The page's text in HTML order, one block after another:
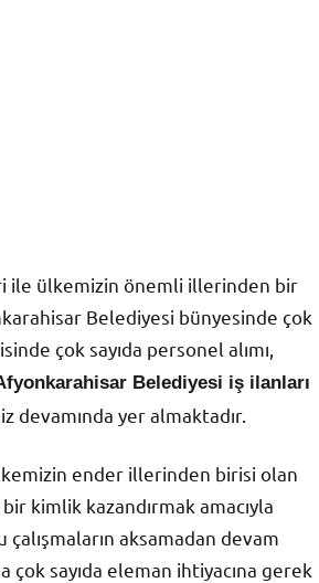
ile ülkemizin önemli illerinden bir
Belediyesi bünyesinde çok
çok sayıda personel alımı,
Belediyesi iş ilanları
yer almaktadır.
ender illerinden birisi olan
kimlik kazandırmak amacıyla
aksamadan devam
sayıda eleman ihtiyacına gerek